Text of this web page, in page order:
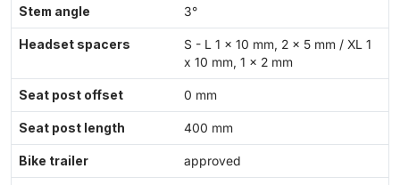
Stem angle 3°
Headset spacers
S - L 1 x 10 mm, 2 x 5 mm / XL 1
x 10 mm, 1 x 2 mm
Seat post offset 0 mm
Seat post length 400 mm
Bike trailer approved